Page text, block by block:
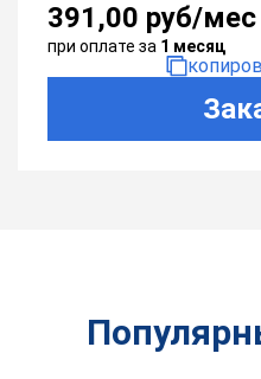
391,00 руб/мес
при оплате за 1 месяц